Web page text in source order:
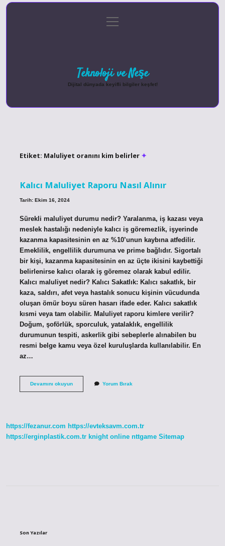
Gizlilik Politikası
menüyü
aç
Teknoloji ve Neşe
Dijital dünyada keyifli bilgiler keşfet!
Etiket: Maluliyet oranını kim belirler
Kalıcı Maluliyet Raporu Nasıl Alınır
Tarih: Ekim 16, 2024
Sürekli maluliyet durumu nedir? Yaralanma, iş kazası veya
meslek hastalığı nedeniyle kalıcı iş göremezlik, işyerinde
kazanma kapasitesinin en az %10’unun kaybına atfedilir.
Emeklilik, engellilik durumuna ve prime bağlıdır. Sigortalı
bir kişi, kazanma kapasitesinin en az üçte ikisini kaybettiği
belirlenirse kalıcı olarak iş göremez olarak kabul edilir.
Kalıcı maluliyet nedir? Kalıcı Sakatlık: Kalıcı sakatlık, bir
kaza, saldırı, afet veya hastalık sonucu kişinin vücudunda
oluşan ömür boyu süren hasarı ifade eder. Kalıcı sakatlık
kısmi veya tam olabilir. Maluliyet raporu kimlere verilir?
Doğum, şoförlük, sporculuk, yatalaklık, engellilik
durumunun tespiti, askerlik gibi sebeplerle alınabilen bu
resmi belge kamu veya özel kuruluşlarda kullanılabilir. En
az…
Devamını okuyunKalıcı
Yorum Bırak
https://fezanur.com https://evteksavm.com.tr
https://erginplastik.com.tr knight online nttgame Sitemap
Son Yazılar